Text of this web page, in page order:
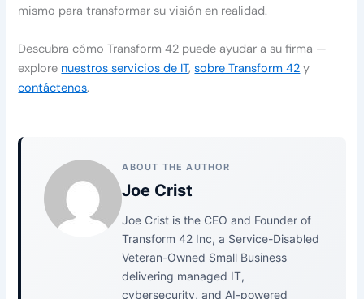
mismo para transformar su visión en realidad.
Descubra cómo Transform 42 puede ayudar a su firma —
explore nuestros servicios de IT,sobre Transform 42 y
contáctenos.
ABOUT THE AUTHOR
Joe Crist
Joe Crist is the CEO and Founder of
Transform 42 Inc, a Service-Disabled
Veteran-Owned Small Business
delivering managed IT,
cybersecurity, and AI-powered